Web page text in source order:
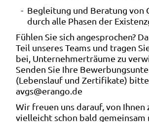
Begleitung und Beratung von
durch alle Phasen der
Fühlen Sie sich angesprochen?
Teil unseres Teams und tragen
bei, Unternehmerträume zu
Senden Sie Ihre
(Lebenslauf und Zertifikate) bitte
avgs@erango.de
Wir freuen uns darauf, von Ihnen
vielleicht schon bald gemeinsam